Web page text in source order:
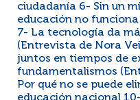
ciudadanía 6- Sin un
educación no
7- La tecnología da
(Entrevista de Nora
juntos en tiempos de
fundamentalismos
Por qué no se puede